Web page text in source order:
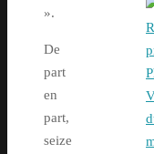
».
De
part
en
part,
seize